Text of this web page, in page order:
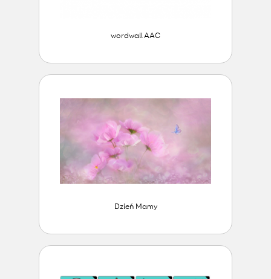
wordwall AAC
Dzień Mamy